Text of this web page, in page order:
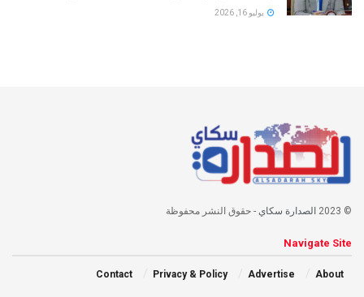
يوليو 16, 2026
© 2023 الصدارة سكاي - حقوق النشر محفوظة
Navigate Site
About
Advertise
Privacy & Policy
Contact